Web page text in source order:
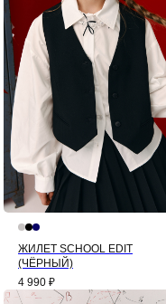
ЖИЛЕТ SCHOOL EDIT
(ЧЁРНЫЙ)
4 990 ₽